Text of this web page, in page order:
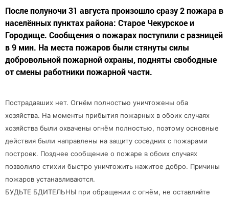
После полуночи 31 августа произошло сразу 2 пожара в
населённых пунктах района: Старое Чекурское и
Городище. Сообщения о пожарах поступили с разницей
в 9 мин. На места пожаров были стянуты силы
добровольной пожарной охраны, подняты свободные
от смены работники пожарной части.
Пострадавших нет. Огнём полностью уничтожены оба
хозяйства. На моменты прибытия пожарных в обоих случаях
хозяйства были охвачены огнём полностью, поэтому основные
действия были направлены на защиту соседних с пожарами
построек. Позднее сообщение о пожаре в обоих случаях
позволило стихии быстро уничтожить нажитое добро. Причины
пожаров устанавливаются.
БУДЬТЕ БДИТЕЛЬНЫ при обращении с огнём, не оставляйте